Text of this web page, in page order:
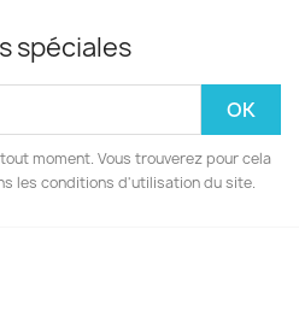
spéciales
moment. Vous trouverez pour cela
les conditions d'utilisation du site.